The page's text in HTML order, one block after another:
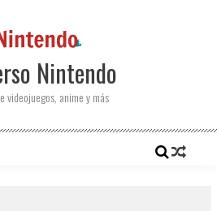
Nintendo
videojuegos, anime y más